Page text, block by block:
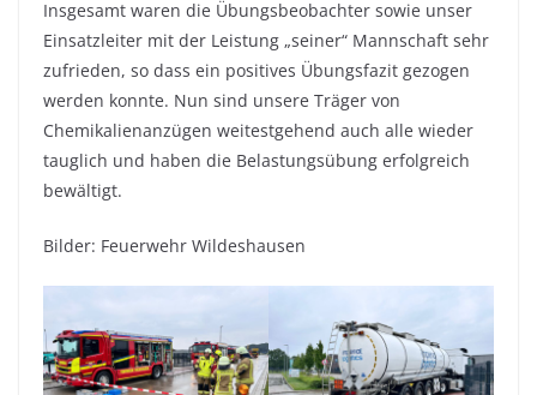
Insgesamt waren die Übungsbeobachter sowie unser
Einsatzleiter mit der Leistung „seiner“ Mannschaft sehr
zufrieden, so dass ein positives Übungsfazit gezogen
werden konnte. Nun sind unsere Träger von
Chemikalienanzügen weitestgehend auch alle wieder
tauglich und haben die Belastungsübung erfolgreich
bewältigt.
Bilder: Feuerwehr Wildeshausen